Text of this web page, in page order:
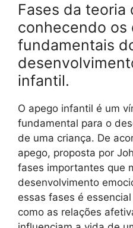
Fases da teoria
conhecendo os
fundamentais
infantil.
O apego infantil é um
fundamental para o
de uma criança. De
apego, proposta por
fases importantes que
desenvolvimento
essas fases é
como as relações